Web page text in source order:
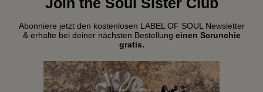
Abonniere jetzt den kostenlosen LABEL OF SOUL Newsletter
& erhalte bei deiner nächsten Bestellung einen Scrunchie
gratis.